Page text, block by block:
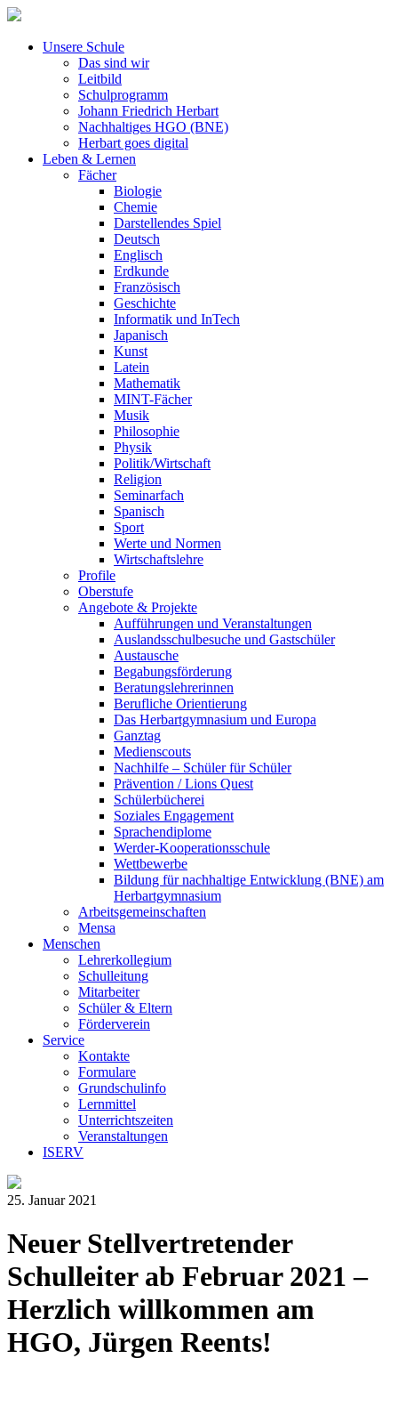
Unsere Schule
Das sind wir
Leitbild
Schulprogramm
Johann Friedrich Herbart
Nachhaltiges HGO (BNE)
Herbart goes digital
Leben & Lernen
Fächer
Biologie
Chemie
Darstellendes Spiel
Deutsch
Englisch
Erdkunde
Französisch
Geschichte
Informatik und InTech
Japanisch
Kunst
Latein
Mathematik
MINT-Fächer
Musik
Philosophie
Physik
Politik/Wirtschaft
Religion
Seminarfach
Spanisch
Sport
Werte und Normen
Wirtschaftslehre
Profile
Oberstufe
Angebote & Projekte
Aufführungen und Veranstaltungen
Auslandsschulbesuche und Gastschüler
Austausche
Begabungsförderung
Beratungslehrerinnen
Berufliche Orientierung
Das Herbartgymnasium und Europa
Ganztag
Medienscouts
Nachhilfe – Schüler für Schüler
Prävention / Lions Quest
Schülerbücherei
Soziales Engagement
Sprachendiplome
Werder-Kooperationsschule
Wettbewerbe
Bildung für nachhaltige Entwicklung (BNE) am
Herbartgymnasium
Arbeitsgemeinschaften
Mensa
Menschen
Lehrerkollegium
Schulleitung
Mitarbeiter
Schüler & Eltern
Förderverein
Service
Kontakte
Formulare
Grundschulinfo
Lernmittel
Unterrichtszeiten
Veranstaltungen
ISERV
25. Januar 2021
Neuer Stellvertretender
Schulleiter ab Februar 2021 –
Herzlich willkommen am
HGO, Jürgen Reents!